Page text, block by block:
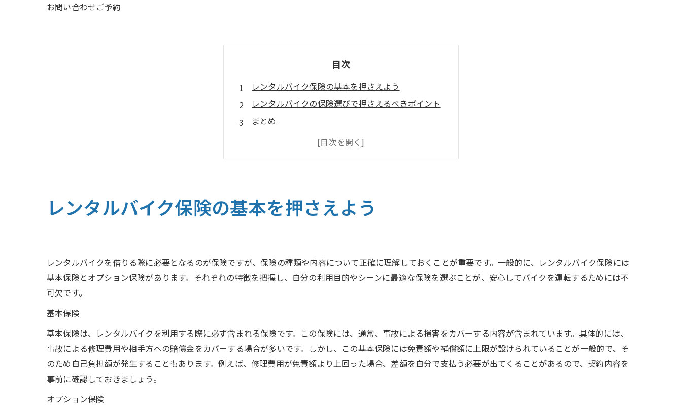
お問い合わせご予約
目次
レンタルバイク保険の基本を押さえよう
レンタルバイクの保険選びで押さえるべきポイント
まとめ
レンタルバイク保険の基本を押さえよう
レンタルバイクを借りる際に必要となるのが保険ですが、保険の種類や内容について正確に理解しておくことが重要です。一般的に、レンタルバイク保険には
基本保険とオプション保険があります。それぞれの特徴を把握し、自分の利用目的やシーンに最適な保険を選ぶことが、安心してバイクを運転するためには不
可欠です。
基本保険
基本保険は、レンタルバイクを利用する際に必ず含まれる保険です。この保険には、通常、事故による損害をカバーする内容が含まれています。具体的には、
事故による修理費用や相手方への賠償金をカバーする場合が多いです。しかし、この基本保険には免責額や補償額に上限が設けられていることが一般的で、そ
のため自己負担額が発生することもあります。例えば、修理費用が免責額より上回った場合、差額を自分で支払う必要が出てくることがあるので、契約内容を
事前に確認しておきましょう。
オプション保険
お問い合わせはこちら